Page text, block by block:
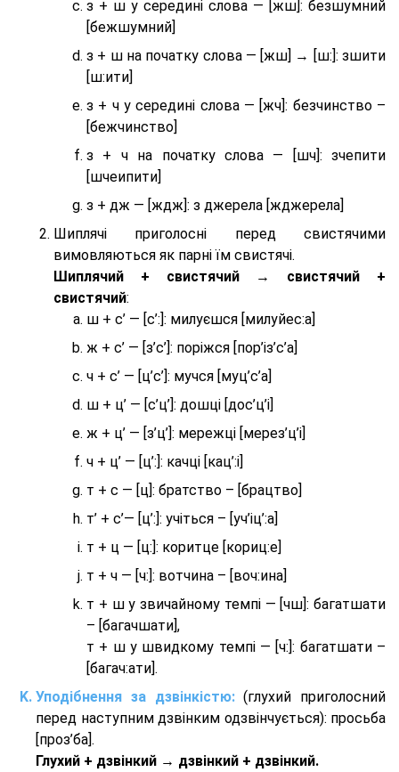
з + ш у середині слова — [жш]: безшумний
[бежшумний]
з + ш на початку слова — [жш] → [ш:]: зшити
[ш:ити]
з + ч у середині слова — [жч]: безчинство –
[бежчинство]
з + ч на початку слова — [шч]: зчепити
[шчеипити]
з + дж — [ждж]: з джерела [жджерела]
Шиплячі приголосні перед свистячими
вимовляються як парні їм свистячі.
Шиплячий + свистячий → свистячий +
свистячий:
ш + с’ — [с’:]: милуєшся [милуйес:а]
ж + с’ — [з’с’]: поріжся [пор’із’с’а]
ч + с’ — [ц’с’]: мучся [муц’с’а]
ш + ц’ — [с’ц’]: дошці [дос’ц’і]
ж + ц’ — [з’ц’]: мережці [мерез’ц’і]
ч + ц’ — [ц’:]: качці [кац’:і]
т + с — [ц]: братство – [брaцтво]
т’ + с’— [ц’:]: учіться – [уч’іц’:a]
т + ц — [ц:]: коритце [кориц:е]
т + ч — [ч:]: вотчина – [вoч:ина]
т + ш у звичайному темпі — [чш]: багатшати
– [багачшати],
т + ш у швидкому темпі — [ч:]: багатшати –
[багач:ати].
Уподібнення за дзвінкістю:(глухий приголосний
перед наступним дзвінким одзвінчується): просьба
[проз’ба].
Глухий + дзвінкий → дзвінкий + дзвінкий.